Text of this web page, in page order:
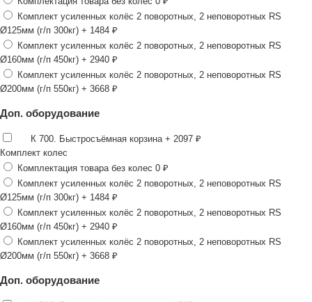
Комплект усиленных колёс 2 поворотных, 2 неповоротных RS
Ø125мм (г/п 300кг) + 1484 ₽
Комплект усиленных колёс 2 поворотных, 2 неповоротных RS
Ø160мм (г/п 450кг) + 2940 ₽
Комплект усиленных колёс 2 поворотных, 2 неповоротных RS
Ø200мм (г/п 550кг) + 3668 ₽
Доп. оборудование
К 700. Быстросъёмная корзина + 2097 ₽
Комплект колес
Комплектация товара без колес 0 ₽
Комплект усиленных колёс 2 поворотных, 2 неповоротных RS
Ø125мм (г/п 300кг) + 1484 ₽
Комплект усиленных колёс 2 поворотных, 2 неповоротных RS
Ø160мм (г/п 450кг) + 2940 ₽
Комплект усиленных колёс 2 поворотных, 2 неповоротных RS
Ø200мм (г/п 550кг) + 3668 ₽
Доп. оборудование